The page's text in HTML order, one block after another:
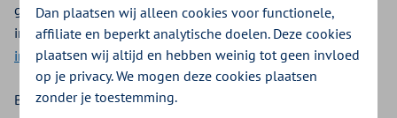
geven? Bij Zilveren Kruis krijgt u een vergoeding voor
injectiespuiten en injectiepennen. Voor het spuiten van
insulinegeldt een andere vergoeding.
Bekijk de vergoedingen van:
Dan plaatsen wij alleen cookies voor functionele,
affiliate en beperkt analytische doelen. Deze cookies
plaatsen wij altijd en hebben weinig tot geen invloed
op je privacy. We mogen deze cookies plaatsen
zonder je toestemming.